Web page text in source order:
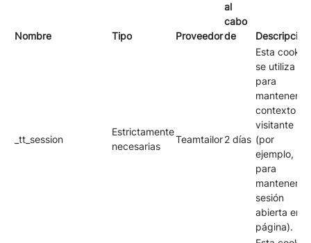
Nombre Tipo Proveedor
al
cabo
de
Descripción
_tt_session
Estrictamente
necesarias
Teamtailor2 días
Esta cookie
se utiliza
para
mantener el
contexto
visitante
(por
ejemplo,
para
mantener tu
sesión
abierta en la
página).